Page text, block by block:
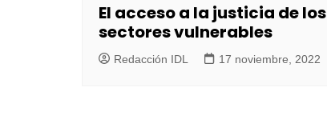
El acceso a la justicia de los
sectores vulnerables
Redacción IDL 17 noviembre, 2022